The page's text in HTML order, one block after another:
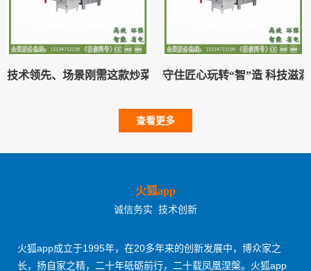
技术领先、场景刚需这款炒菜机成为赛道热门融资标的
守住匠心玩转“智”造 科技滋
查看更多
火狐app
诚信务实 技术创新
火狐app成立于1995年，在20多年来的创新发展中，博众家之
长，扬自家之精，二十年砥砺前行，二十载凤凰涅槃。火狐app